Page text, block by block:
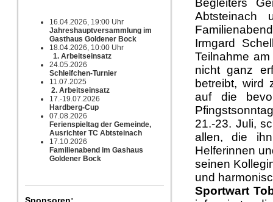
16.04.2026, 19:00 Uhr
Jahreshauptversammlung im
Gasthaus Goldener Bock
18.04.2026, 10:00 Uhr
1. Arbeitseinsatz
24.05.2026
Schleifchen-Turnier
11.07.2025
2. Arbeitseinsatz
17.-19.07.2026
Hardberg-Cup
07.08.2026
Ferienspieltag der Gemeinde,
Ausrichter TC Abtsteinach
17.10.2026
Familienabend im Gashaus
Goldener Bock
Begleiters
Abtsteinach
Irmgard
Teilnahme
nicht ganz
betreibt, wird
auf die
21.-23. Juli,
allen, die
Helferinnen
seinen
und
Sportwart